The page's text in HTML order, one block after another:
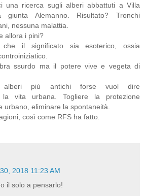
una ricerca sugli alberi abbattuti a Villa
giunta Alemanno. Risultato? Tronchi
nessuna malattia.
allora i pini?
che il significato sia esoterico, ossia
ssurdo ma il potere vive e vegeta di
alberi più antichi forse vuol dire
la vita urbana. Togliere la protezione
urbano, eliminare la spontaneità.
così come RFS ha fatto.
2018 11:23 AM
il solo a pensarlo!